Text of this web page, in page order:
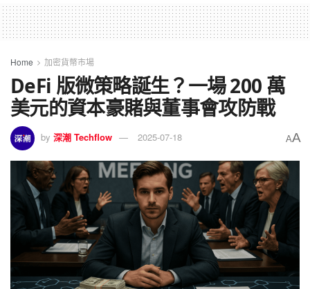
Home 加密貨幣市場
DeFi 版微策略誕生？一場 200 萬
美元的資本豪賭與董事會攻防戰
by 深潮 Techflow 2025-07-18 AA